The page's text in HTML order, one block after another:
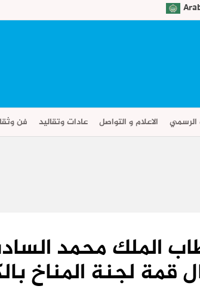
الرسمي الاعلام و التواصل عادات وتقاليد فن
الملك محمد
قمة لجنة المناخ